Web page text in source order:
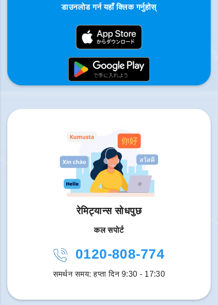
डाउनलोड गर्न यहाँ क्लिक गर्नुहोस्
रेमिट्यान्स सोधपुछ
कल सपोर्ट
0120-808-774
समर्थन समय: हप्ता दिन 9:30 - 17:30